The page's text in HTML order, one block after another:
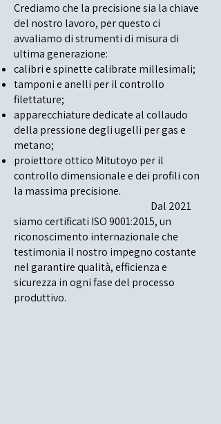
Crediamo che la precisione sia la chiave
del nostro lavoro, per questo ci
avvaliamo di strumenti di misura di
ultima generazione:
calibri e spinette calibrate millesimali;
tamponi e anelli per il controllo
filettature;
apparecchiature dedicate al collaudo
della pressione degli ugelli per gas e
metano;
proiettore ottico Mitutoyo per il
controllo dimensionale e dei profili con
la massima precisione.
Dal 2021
siamo certificati ISO 9001:2015, un
riconoscimento internazionale che
testimonia il nostro impegno costante
nel garantire qualità, efficienza e
sicurezza in ogni fase del processo
produttivo.